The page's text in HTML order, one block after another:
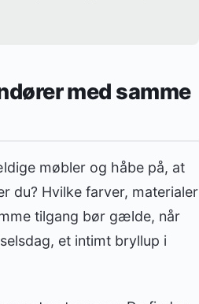
med samme
møbler og håbe på, at
du? Hvilke farver, materialer
tilgang bør gælde, når
et intimt bryllup i